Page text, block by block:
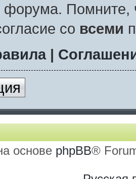
форума.
со всеми
|
основе phpBB®